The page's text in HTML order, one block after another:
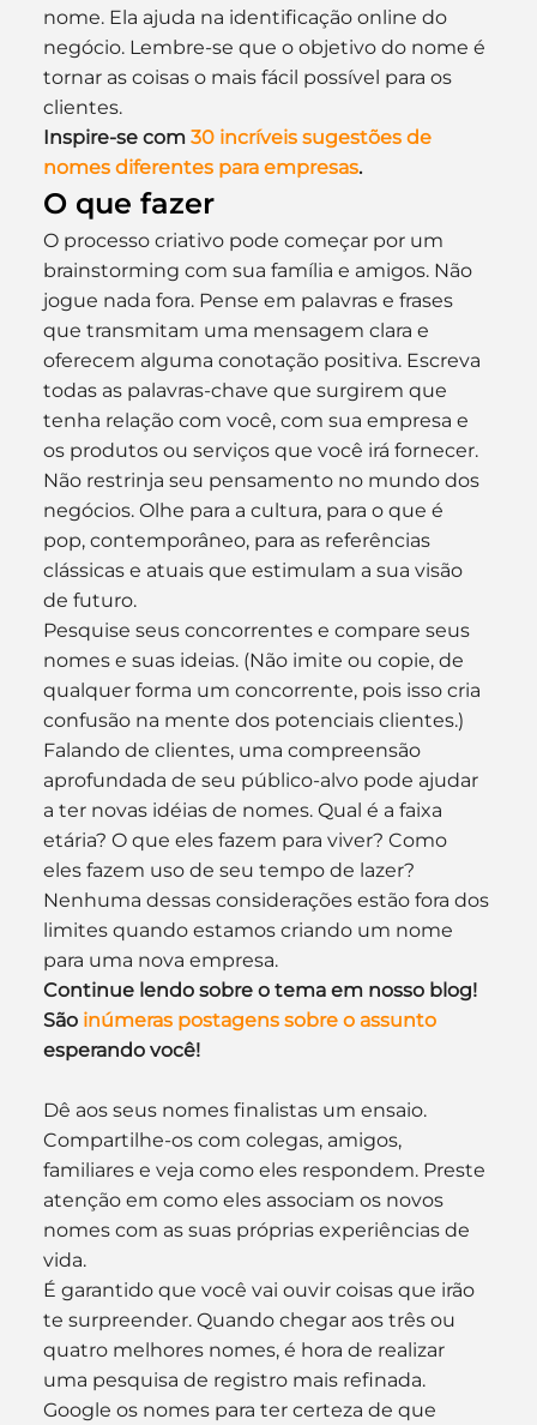
nome. Ela ajuda na identificação online do
negócio. Lembre-se que o objetivo do nome é
tornar as coisas o mais fácil possível para os
clientes.
Inspire-se com 30 incríveis sugestões de
nomes diferentes para empresas.
O que fazer
O processo criativo pode começar por um
brainstorming com sua família e amigos. Não
jogue nada fora. Pense em palavras e frases
que transmitam uma mensagem clara e
oferecem alguma conotação positiva. Escreva
todas as palavras-chave que surgirem que
tenha relação com você, com sua empresa e
os produtos ou serviços que você irá fornecer.
Não restrinja seu pensamento no mundo dos
negócios. Olhe para a cultura, para o que é
pop, contemporâneo, para as referências
clássicas e atuais que estimulam a sua visão
de futuro.
Pesquise seus concorrentes e compare seus
nomes e suas ideias. (Não imite ou copie, de
qualquer forma um concorrente, pois isso cria
confusão na mente dos potenciais clientes.)
Falando de clientes, uma compreensão
aprofundada de seu público-alvo pode ajudar
a ter novas idéias de nomes. Qual é a faixa
etária? O que eles fazem para viver? Como
eles fazem uso de seu tempo de lazer?
Nenhuma dessas considerações estão fora dos
limites quando estamos criando um nome
para uma nova empresa.
Continue lendo sobre o tema em nosso blog!
São inúmeras postagens sobre o assunto
esperando você!
Dê aos seus nomes finalistas um ensaio.
Compartilhe-os com colegas, amigos,
familiares e veja como eles respondem. Preste
atenção em como eles associam os novos
nomes com as suas próprias experiências de
vida.
É garantido que você vai ouvir coisas que irão
te surpreender. Quando chegar aos três ou
quatro melhores nomes, é hora de realizar
uma pesquisa de registro mais refinada.
Google os nomes para ter certeza de que